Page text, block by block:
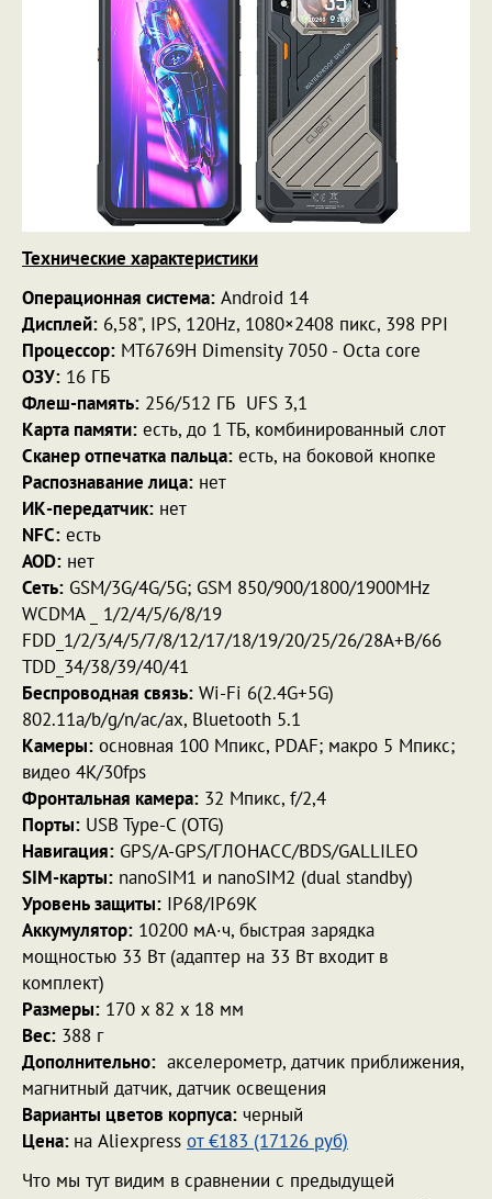
Технические характеристики
Операционная система: Android 14
Дисплей: 6,58", IPS, 120Hz, 1080×2408 пикс, 398 PPI
Процессор: MT6769H Dimensity 7050 - Octa core
ОЗУ: 16 ГБ
Флеш-память: 256/512 ГБ UFS 3,1
Карта памяти: есть, до 1 ТБ, комбинированный слот
Сканер отпечатка пальца: есть, на боковой кнопке
Распознавание лица: нет
ИК-передатчик: нет
NFC: есть
AOD: нет
Сеть: GSM/3G/4G/5G; GSM 850/900/1800/1900MHz
WCDMA _ 1/2/4/5/6/8/19
FDD_1/2/3/4/5/7/8/12/17/18/19/20/25/26/28A+B/66
TDD_34/38/39/40/41
Беспроводная связь: Wi-Fi 6(2.4G+5G)
802.11a/b/g/n/ac/ax, Bluetooth 5.1
Камеры: основная 100 Мпикс, PDAF; макро 5 Мпикс;
видео 4К/30fps
Фронтальная камера: 32 Мпикс, f/2,4
Порты: USB Type-C (OTG)
Навигация: GPS/A-GPS/ГЛОНАСС/BDS/GALLILEO
SIM-карты: nanoSIM1 и nanoSIM2 (dual standby)
Уровень защиты: IP68/IP69K
Аккумулятор: 10200 мА·ч, быстрая зарядка
мощностью 33 Вт (адаптер на 33 Вт входит в
комплект)
Размеры: 170 x 82 x 18 мм
Вес: 388 г
Дополнительно: акселерометр, датчик приближения,
магнитный датчик, датчик освещения
Варианты цветов корпуса: черный
Цена: на Aliexpress от €183 (17126 руб)
Что мы тут видим в сравнении с предыдущей